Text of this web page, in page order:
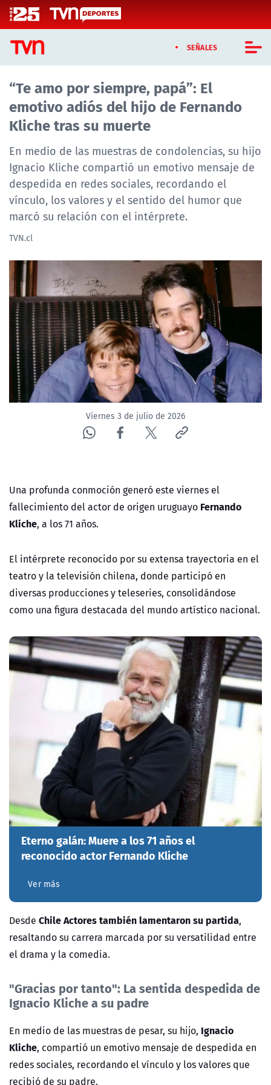
Click acá para ir directamente al contenido
SEÑALES
CASTING MASTERCHEF CHILE
CASTING TVN VERTICAL
TVN VERTICAL
TVN PLAY
PROGRAMAS
TELESERIES
NTV
ACTUALIDAD Y TENDENCIAS
CORPORATIVO Y TRANSPARENCIA
CANAL DE DENUNCIAS
ÁREA DE PROYECTOS
“Te amo por siempre, papá”: El
emotivo adiós del hijo de Fernando
Kliche tras su muerte
En medio de las muestras de condolencias, su hijo
Ignacio Kliche compartió un emotivo mensaje de
despedida en redes sociales, recordando el
vínculo, los valores y el sentido del humor que
marcó su relación con el intérprete.
TVN.cl
Viernes 3 de julio de 2026
Una profunda conmoción generó este viernes el
fallecimiento del actor de origen uruguayo Fernando
Kliche, a los 71 años.
El intérprete reconocido por su extensa trayectoria en el
teatro y la televisión chilena, donde participó en
diversas producciones y teleseries, consolidándose
como una figura destacada del mundo artístico nacional.
Eterno galán: Muere a los 71 años el
reconocido actor Fernando Kliche
Ver más
Desde Chile Actores también lamentaron su partida,
resaltando su carrera marcada por su versatilidad entre
el drama y la comedia.
"Gracias por tanto": La sentida despedida de
Ignacio Kliche a su padre
En medio de las muestras de pesar, su hijo, Ignacio
Kliche, compartió un emotivo mensaje de despedida en
redes sociales, recordando el vínculo y los valores que
recibió de su padre.